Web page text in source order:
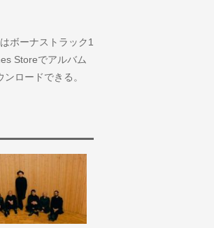
ボーナストラック1
Storeでアルバム
ロードできる。